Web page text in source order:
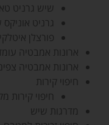
שיש גרניט
גרניט
פורצלן איטלקי
ארונות אמבטיה
ארונות אמבטיה
חיפוי קירות
חיפוי קירות
מדרגות שיש